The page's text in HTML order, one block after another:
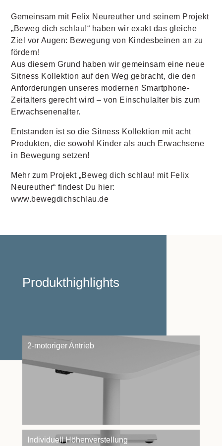
Gemeinsam mit Felix Neureuther und seinem Projekt
„Beweg dich schlau!“ haben wir exakt das gleiche
Ziel vor Augen: Bewegung von Kindesbeinen an zu
fördern!
Aus diesem Grund haben wir gemeinsam eine neue
Sitness Kollektion auf den Weg gebracht, die den
Anforderungen unseres modernen Smartphone-
Zeitalters gerecht wird – von Einschulalter bis zum
Erwachsenenalter.
Entstanden ist so die Sitness Kollektion mit acht
Produkten, die sowohl Kinder als auch Erwachsene
in Bewegung setzen!
Mehr zum Projekt „Beweg dich schlau! mit Felix
Neureuther“ ﬁndest Du hier:
www.bewegdichschlau.de
Produkthighlights
2-motoriger Antrieb
Individuell Höhenverstellung